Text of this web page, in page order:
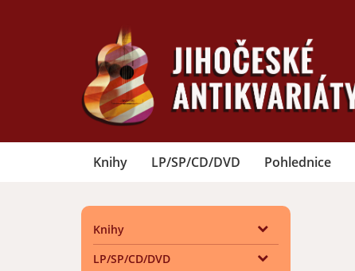
Knihy LP/SP/CD/DVD Pohlednice
Knihy
LP/SP/CD/DVD